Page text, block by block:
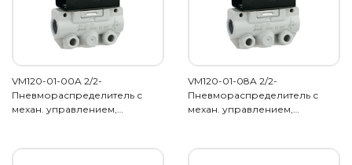
VM120-01-00A 2/2-
Пневмораспределитель с
механ. управлением,…
VM120-01-08A 2/2-
Пневмораспределитель с
механ. управлением,…